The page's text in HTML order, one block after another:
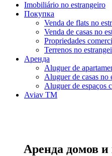
Imobiliário no estrangeiro
Покупка
Venda de flats no
Venda de casas no
Propriedades
Terrenos no
Аренда
Aluguer de
Aluguer de casas no
Aluguer de espaços
Aviav TM
Аренда домов